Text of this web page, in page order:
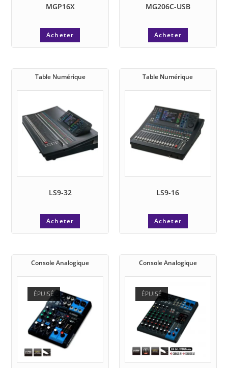
MGP16X
Acheter
MG206C-USB
Acheter
Table Numérique
LS9-32
Acheter
Table Numérique
LS9-16
Acheter
Console Analogique
ÉPUISÉ
Console Analogique
ÉPUISÉ